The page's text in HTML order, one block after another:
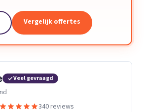
team zorgen wij ervoor
soepel en zorgeloos verloopt.
Vergelijk offertes
Veel gevraagd
340 reviews